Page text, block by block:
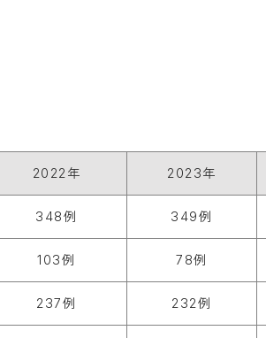
2022年 2023年
348例 349例
103例 78例
237例 232例